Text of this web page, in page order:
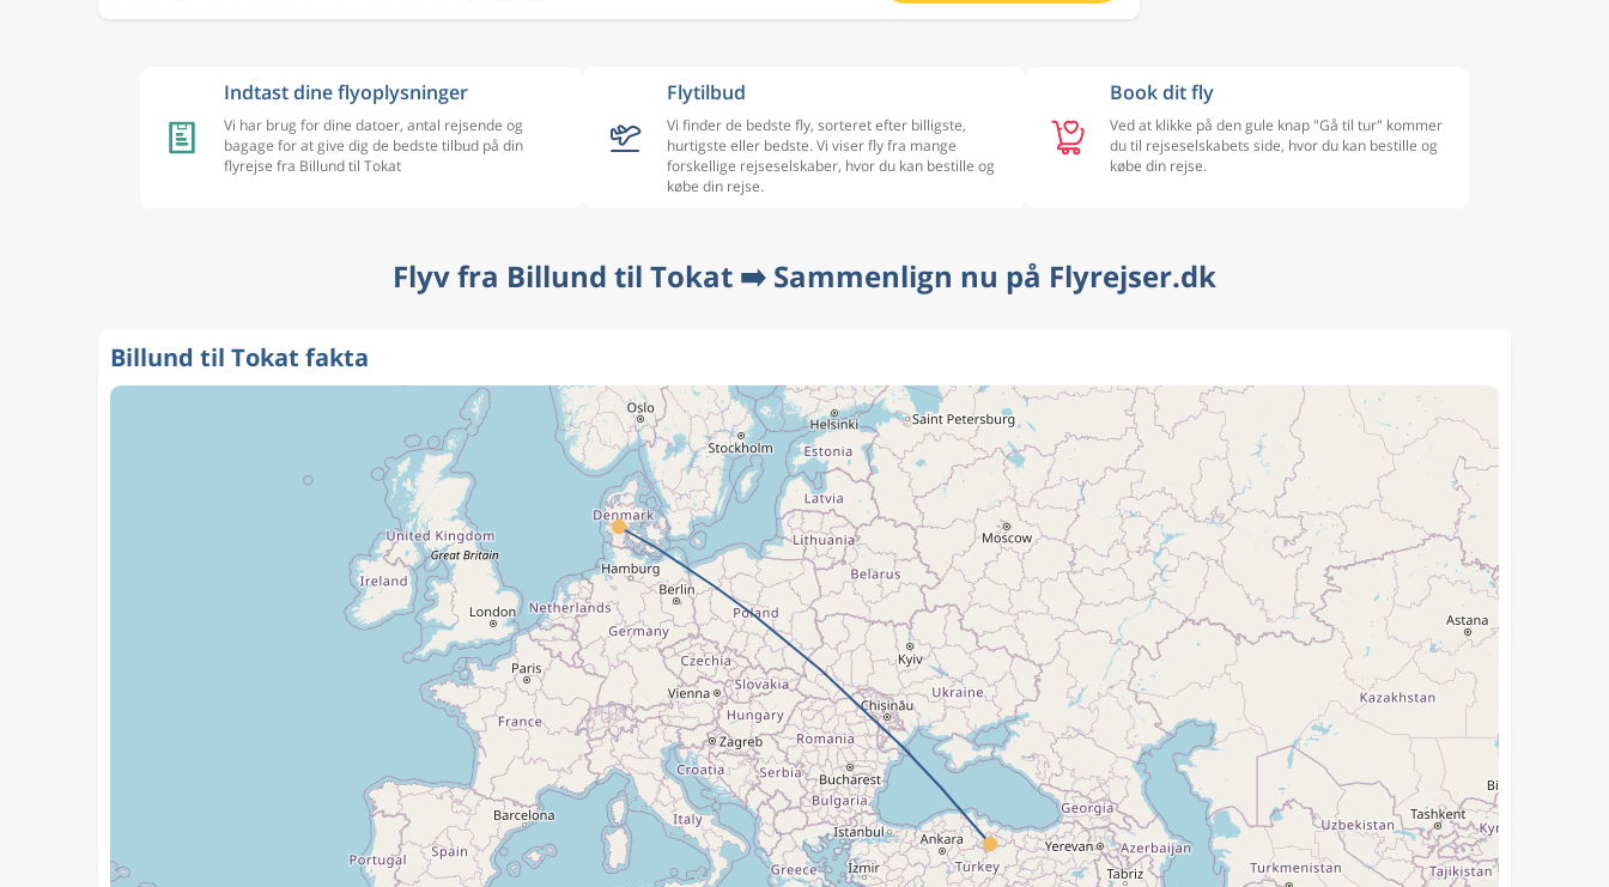
Indtast dine flyoplysninger
Vi har brug for dine datoer, antal rejsende og
bagage for at give dig de bedste tilbud på din
flyrejse fra Billund til Tokat
Flytilbud
Vi finder de bedste fly, sorteret efter billigste,
hurtigste eller bedste. Vi viser fly fra mange
forskellige rejseselskaber, hvor du kan bestille og
købe din rejse.
Book dit fly
Ved at klikke på den gule knap "Gå til tur" kommer
du til rejseselskabets side, hvor du kan bestille og
købe din rejse.
Flyv fra Billund til Tokat ➡️ Sammenlign nu på Flyrejser.dk
Billund til Tokat fakta